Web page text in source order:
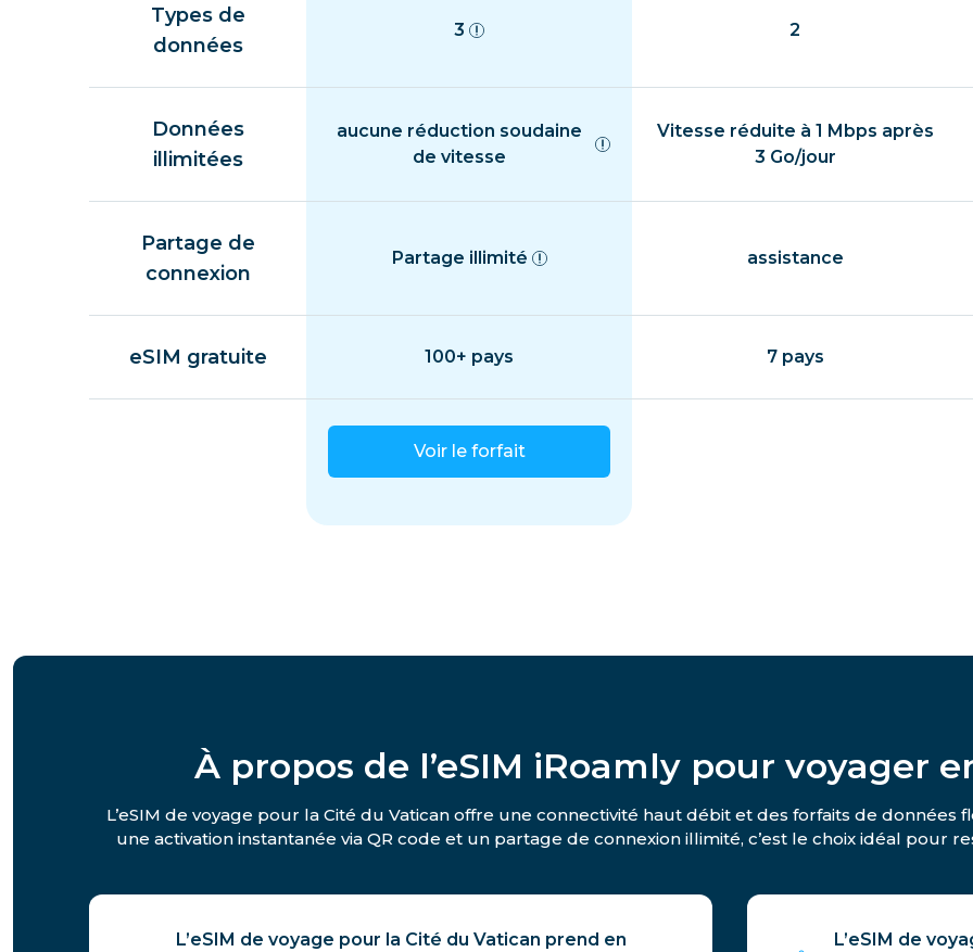
Types de
données
3 2
Données
illimitées
aucune réduction soudaine
de vitesse
Vitesse réduite à 1 Mbps après
3 Go/jour
Partage de
connexion
Partage illimité assistance
eSIM gratuite 100+ pays 7 pays
Voir le forfait
À propos de l’eSIM iRoamly pour voyager
L’eSIM de voyage pour la Cité du Vatican offre une connectivité haut débit et des forfaits de
une activation instantanée via QR code et un partage de connexion illimité, c’est le choix idéal pour
L’eSIM de voyage pour la Cité du Vatican prend en L’eSIM de